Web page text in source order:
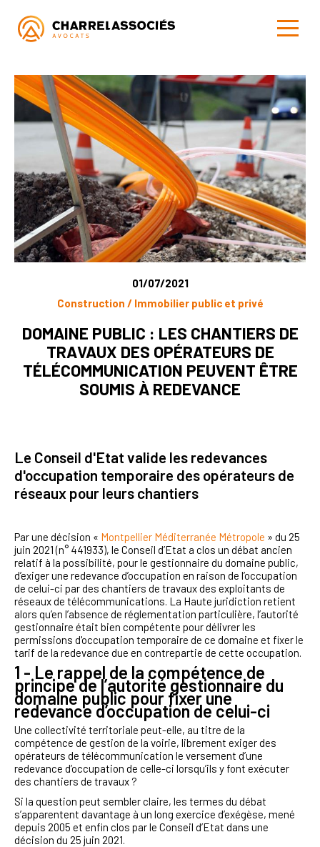
01/07/2021
Construction / Immobilier public et privé
DOMAINE PUBLIC : LES CHANTIERS DE
TRAVAUX DES OPÉRATEURS DE
TÉLÉCOMMUNICATION PEUVENT ÊTRE
SOUMIS À REDEVANCE
Le Conseil d'Etat valide les redevances
d'occupation temporaire des opérateurs de
réseaux pour leurs chantiers
Par une décision « Montpellier Méditerranée Métropole » du 25
juin 2021 (n° 441933), le Conseil d’Etat a clos un débat ancien
relatif à la possibilité, pour le gestionnaire du domaine public,
d’exiger une redevance d’occupation en raison de l’occupation
de celui-ci par des chantiers de travaux des exploitants de
réseaux de télécommunications. La Haute juridiction retient
alors qu’en l’absence de réglementation particulière, l’autorité
gestionnaire était bien compétente pour délivrer les
permissions d'occupation temporaire de ce domaine et fixer le
tarif de la redevance due en contrepartie de cette occupation.
1 - Le rappel de la compétence de
principe de l’autorité gestionnaire du
domaine public pour fixer une
redevance d’occupation de celui-ci
Une collectivité territoriale peut-elle, au titre de la
compétence de gestion de la voirie, librement exiger des
opérateurs de télécommunication le versement d’une
redevance d’occupation de celle-ci lorsqu’ils y font exécuter
des chantiers de travaux ?
Si la question peut sembler claire, les termes du débat
s’apparentent davantage à un long exercice d’exégèse, mené
depuis 2005 et enfin clos par le Conseil d’Etat dans une
décision du 25 juin 2021.